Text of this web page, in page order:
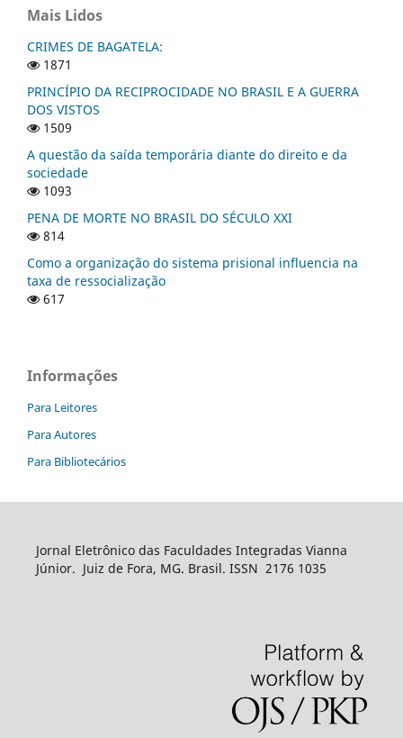
Mais Lidos
CRIMES DE BAGATELA:
1871
PRINCÍPIO DA RECIPROCIDADE NO BRASIL E A GUERRA
DOS VISTOS
1509
A questão da saída temporária diante do direito e da
sociedade
1093
PENA DE MORTE NO BRASIL DO SÉCULO XXI
814
Como a organização do sistema prisional influencia na
taxa de ressocialização
617
Informações
Para Leitores
Para Autores
Para Bibliotecários
Jornal Eletrônico das Faculdades Integradas Vianna
Júnior. Juiz de Fora, MG. Brasil. ISSN 2176 1035